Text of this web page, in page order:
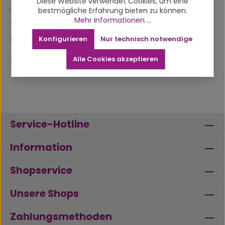
Einhängesiebe für Pfeifenköpfe, Bongs,
Kawums uvm. Details:Ø…Mehr
Eigenschaften
Produktsicherheit
Service-Hotline
Information
Shopservice
Unsere Shops
Zahlungsmethoden
bestmögliche Erfahrung bieten zu können.
Mehr Informationen ...
Nur technisch notwendige
Konfigurieren
Alle Cookies akzeptieren